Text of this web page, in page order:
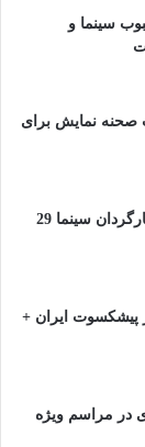
سینما و
نمایش برای
درگذشت رضا امینیان دستیار کارگردان سینما 29
پیشکسوت ایران +
در مراسم ویژه